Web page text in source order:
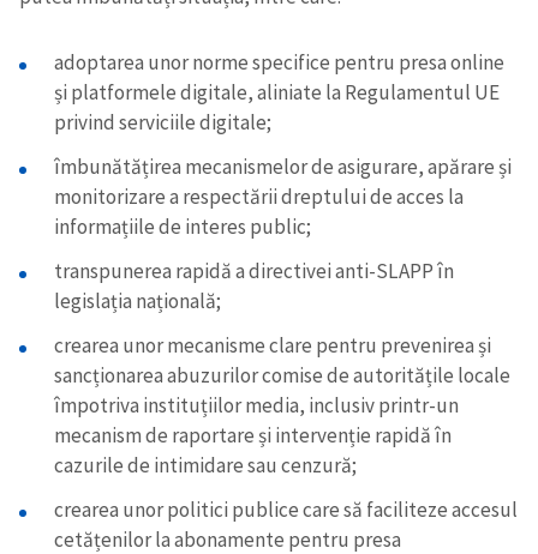
Trimite o informație
adoptarea unor norme specifice pentru presa online
și platformele digitale, aliniate la Regulamentul UE
privind serviciile digitale;
îmbunătățirea mecanismelor de asigurare, apărare și
monitorizare a respectării dreptului de acces la
informațiile de interes public;
transpunerea rapidă a directivei anti-SLAPP în
legislația națională;
crearea unor mecanisme clare pentru prevenirea și
sancționarea abuzurilor comise de autoritățile locale
împotriva instituțiilor media, inclusiv printr-un
mecanism de raportare și intervenție rapidă în
cazurile de intimidare sau cenzură;
crearea unor politici publice care să faciliteze accesul
cetățenilor la abonamente pentru presa